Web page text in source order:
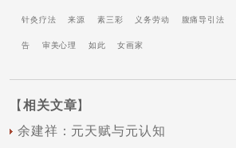
针灸疗法 来源 素三彩 义务劳动 腹痛导引法
告 审美心理 如此 女画家
【相关文章】
余建祥：元天赋与元认知